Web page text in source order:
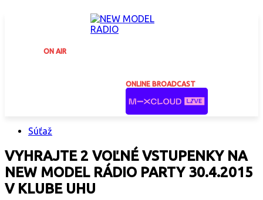
ON AIR
ONLINE BROADCAST
Súťaž
VYHRAJTE 2 VOĽNÉ VSTUPENKY NA
NEW MODEL RÁDIO PARTY 30.4.2015
V KLUBE UHU